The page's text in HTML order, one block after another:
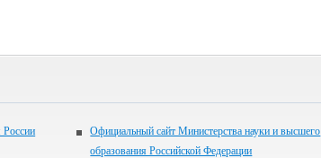
Официальный сайт Министерства науки и высшего
образования Российской Федерации